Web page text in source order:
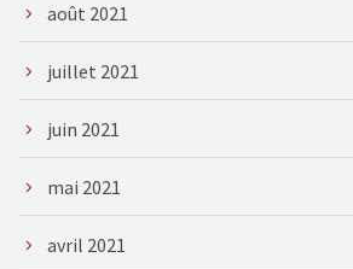
août 2021
juillet 2021
juin 2021
mai 2021
avril 2021